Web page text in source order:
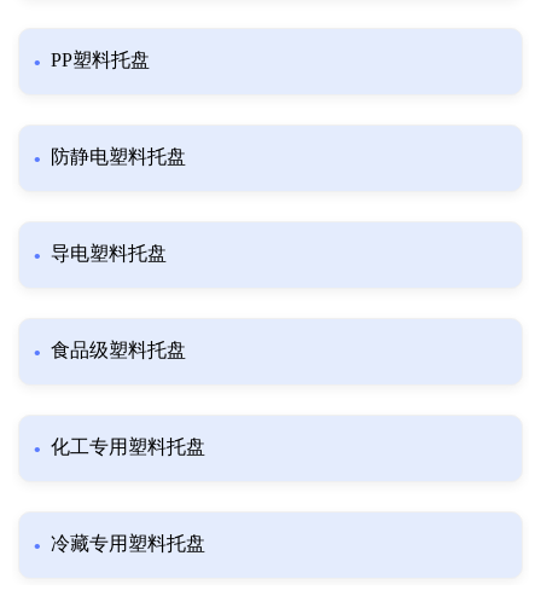
PP塑料托盘
防静电塑料托盘
导电塑料托盘
食品级塑料托盘
化工专用塑料托盘
冷藏专用塑料托盘